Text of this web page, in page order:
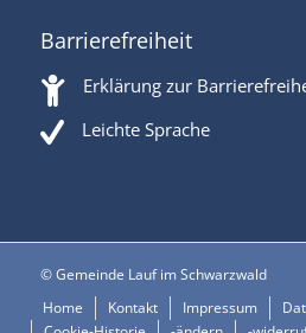
Barrierefreiheit
Erklärung zur
Leichte Sprache
© Gemeinde Lauf im Schwarzwald
Home
Kontakt Impressum